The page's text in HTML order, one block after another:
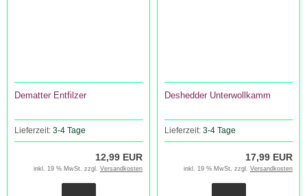
Dematter Entfilzer
Lieferzeit: 3-4 Tage
12,99 EUR
inkl. 19 % MwSt. zzgl. Versandkosten
Deshedder Unterwollkamm
Lieferzeit: 3-4 Tage
17,99 EUR
inkl. 19 % MwSt. zzgl. Versandkosten